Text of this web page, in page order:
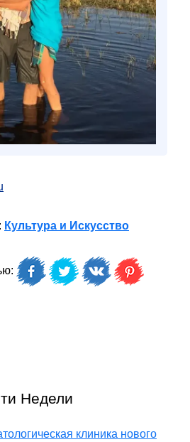
Культура и Искусство
Недели
клиника нового